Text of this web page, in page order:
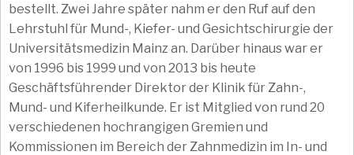
bestellt. Zwei Jahre später nahm er den Ruf auf den
Lehrstuhl für Mund-, Kiefer- und Gesichtschirurgie der
Universitätsmedizin Mainz an. Darüber hinaus war er
von 1996 bis 1999 und von 2013 bis heute
Geschäftsführender Direktor der Klinik für Zahn-,
Mund- und Kiferheilkunde. Er ist Mitglied von rund 20
verschiedenen hochrangigen Gremien und
Kommissionen im Bereich der Zahnmedizin im In- und